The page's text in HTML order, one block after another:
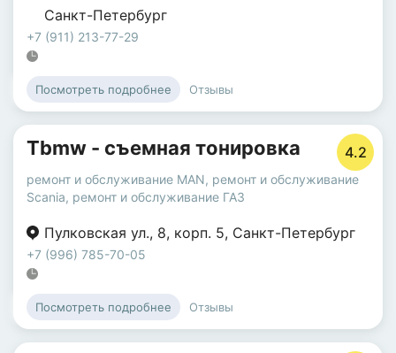
Санкт-Петербург
+7 (911) 213-77-29
Посмотреть подробнее Отзывы
Tbmw - съемная тонировка 4.2
ремонт и обслуживание MAN, ремонт и обслуживание
Scania, ремонт и обслуживание ГАЗ
Пулковская ул., 8, корп. 5, Санкт-Петербург
+7 (996) 785-70-05
Посмотреть подробнее Отзывы